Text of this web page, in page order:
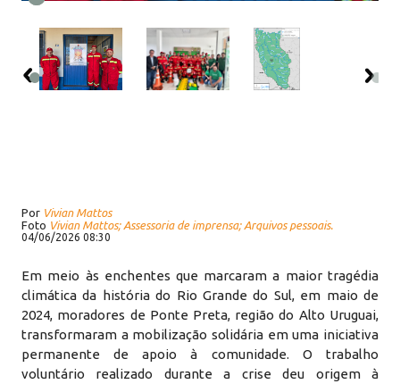
Por Vivian Mattos
Foto Vivian Mattos; Assessoria de imprensa; Arquivos pessoais.
04/06/2026 08:30
Em meio às enchentes que marcaram a maior tragédia
climática da história do Rio Grande do Sul, em maio de
2024, moradores de Ponte Preta, região do Alto Uruguai,
transformaram a mobilização solidária em uma iniciativa
permanente de apoio à comunidade. O trabalho
voluntário realizado durante a crise deu origem à